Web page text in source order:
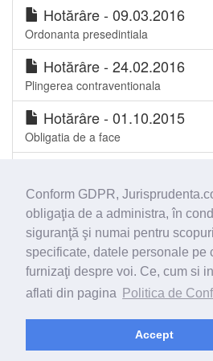
Conform GDPR,
obligaţia de a administra, în
siguranţă şi numai pentru
specificate, datele personale pe
furnizaţi despre voi. Ce, cum si
aflati din pagina
Politica de
Accept
Hotărâre - 09.03.2016
Ordonanta presedintiala
Hotărâre - 24.02.2016
Plingerea contraventionala
Hotărâre - 01.10.2015
Obligatia de a face
Actiune in regres
Hotărâre - 10.09.2015
Contestatie la executare
Toate spetele Judecătoria Vânju